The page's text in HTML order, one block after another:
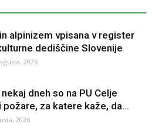
alpinizem vpisana v register
dediščine Slovenije
2026
dneh so na PU Celje
požare, za katere kaže, da...
2026